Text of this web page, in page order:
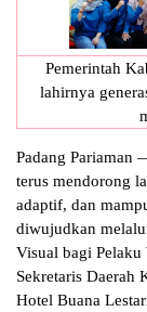
Pemerintah
lahirnya
Padang Pariaman
terus mendorong
adaptif, dan
diwujudkan
Visual bagi
Sekretaris Daerah
Hotel Buana